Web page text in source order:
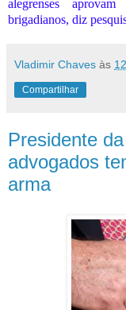
alegrenses
brigadianos, diz
Vladimir Chaves às
Compartilhar
Presidente
advogados
arma